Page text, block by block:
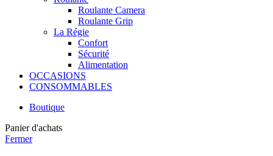
Roulante Camera
Roulante Grip
La Régie
Confort
Sécurité
Alimentation
OCCASIONS
CONSOMMABLES
Boutique
Panier d'achats
Fermer